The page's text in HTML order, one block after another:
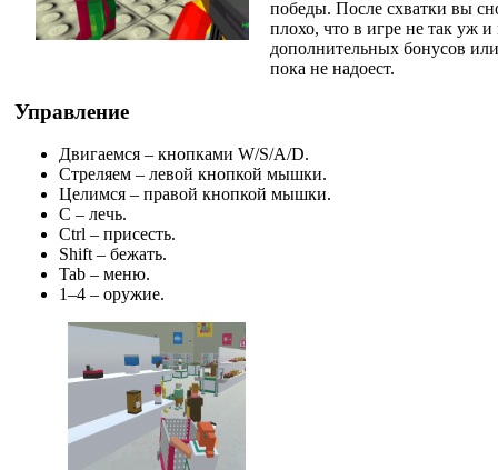
победы. После схватки вы
плохо, что в игре не так уж
дополнительных бонусов
пока не надоест.
Управление
Двигаемся – кнопками W/S/A/D.
Стреляем – левой кнопкой мышки.
Целимся – правой кнопкой мышки.
C – лечь.
Ctrl – присесть.
Shift – бежать.
Tab – меню.
1–4 – оружие.